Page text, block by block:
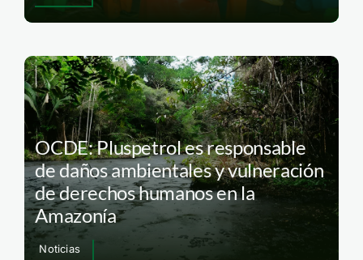
OCDE: Pluspetrol es responsable
de daños ambientales y vulneración
de derechos humanos en la
Amazonía
Noticias